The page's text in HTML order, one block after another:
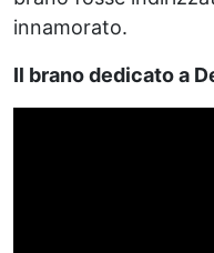
innamorato.
Il brano dedicato a